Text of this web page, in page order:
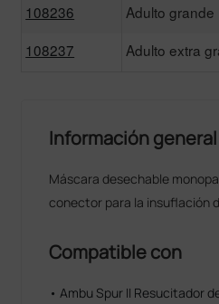
108236 Adulto grande
108237 Adulto extra
Información general
Máscara desechable
conector para la insuflación
Compatible con
• Ambu Spur II Resucitador